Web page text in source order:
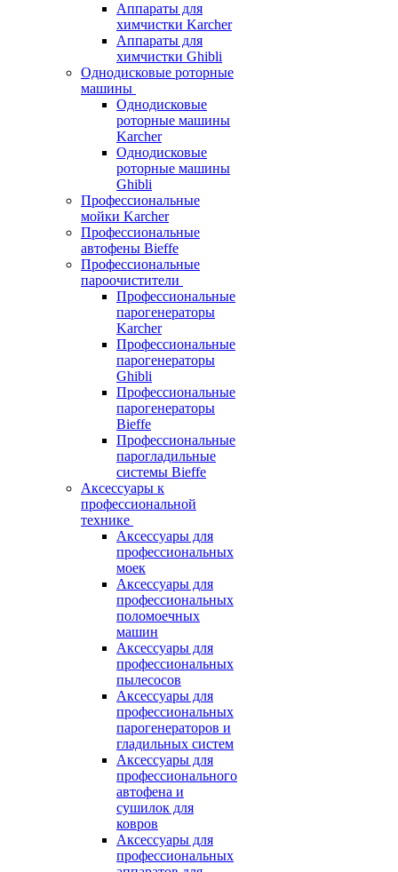
Аппараты для
химчистки Karcher
Аппараты для
химчистки Ghibli
Однодисковые роторные
машины
Однодисковые
роторные машины
Karcher
Однодисковые
роторные машины
Ghibli
Профессиональные
мойки Karcher
Профессиональные
автофены Bieffe
Профессиональные
пароочистители
Профессиональные
парогенераторы
Karcher
Профессиональные
парогенераторы
Ghibli
Профессиональные
парогенераторы
Bieffe
Профессиональные
парогладильные
системы Bieffe
Аксессуары к
профессиональной
технике
Аксессуары для
профессиональных
моек
Аксессуары для
профессиональных
поломоечных
машин
Аксессуары для
профессиональных
пылесосов
Аксессуары для
профессиональных
парогенераторов и
гладильных систем
Аксессуары для
профессионального
автофена и
сушилок для
ковров
Аксессуары для
профессиональных